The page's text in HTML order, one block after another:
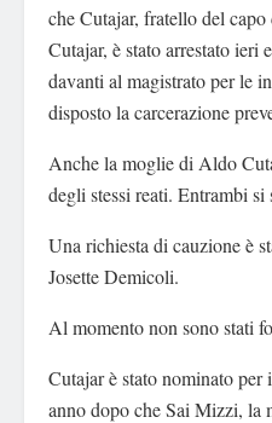
che Cutajar, fratello del
Cutajar, è stato arrestato ieri
davanti al magistrato per le
disposto la carcerazione
Anche la moglie di Aldo
degli stessi reati. Entrambi
Una richiesta di cauzione è
Josette Demicoli.
Al momento non sono stati
Cutajar è stato nominato
anno dopo che Sai Mizzi, la